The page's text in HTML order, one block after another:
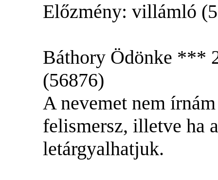
Előzmény: villámló
Báthory Ödönke ***
(56876)
A nevemet nem
felismersz, illetve ha
letárgyalhatjuk.